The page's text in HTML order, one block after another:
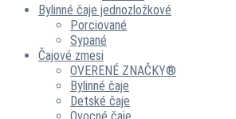
Bylinné čaje jednozložkové
Porciované
Sypané
Čajové zmesi
OVERENÉ ZNAČKY®
Bylinné čaje
Detské čaje